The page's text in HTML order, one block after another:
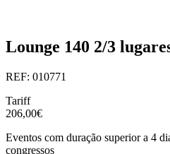
Lounge 140 2/3
REF: 010771
Tariff
206,00€
Eventos com duração superior a 4
congressos